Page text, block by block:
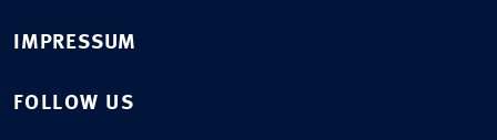
IMPRESSUM
FOLLOW US